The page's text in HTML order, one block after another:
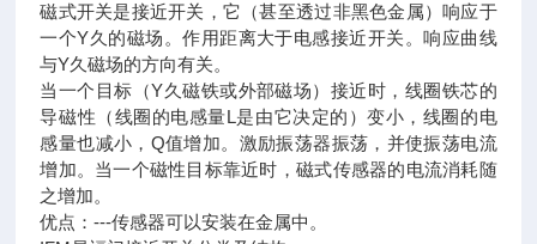
磁式开关是接近开关，它（甚至透过非黑色金属）响应于
一个Y久的磁场。作用距离大于电感接近开关。响应曲线
与Y久磁场的方向有关。
当一个目标（Y久磁铁或外部磁场）接近时，线圈铁芯的
导磁性（线圈的电感量L是由它决定的）变小，线圈的电
感量也减小，Q值增加。激励振荡器振荡，并使振荡电流
增加。当一个磁性目标靠近时，磁式传感器的电流消耗随
之增加。
优点：---传感器可以安装在金属中。